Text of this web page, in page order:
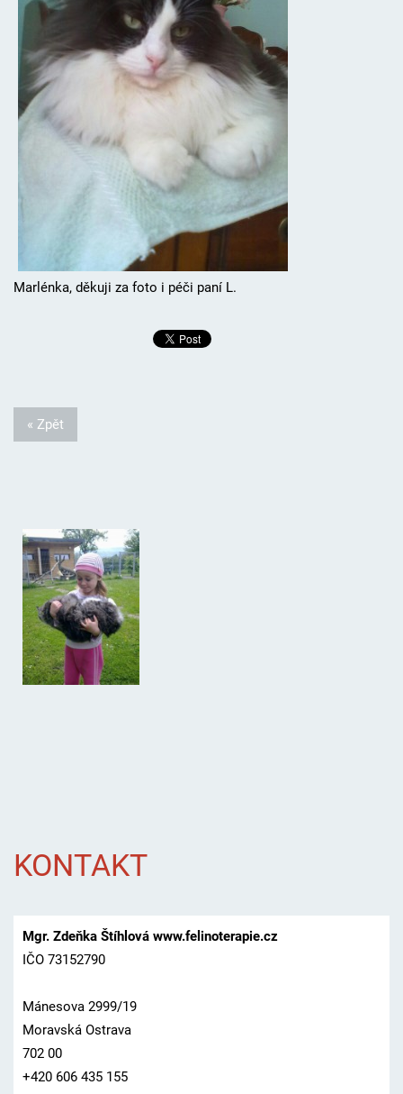
Marlénka, děkuji za foto i péči paní L.
« Zpět
KONTAKT
Mgr. Zdeňka Štíhlová www.felinoterapie.cz
IČO 73152790
Mánesova 2999/19
Moravská Ostrava
702 00
+420 606 435 155